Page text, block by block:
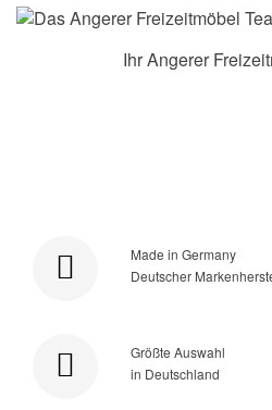
Ihr Angerer
Made in Germany
Deutscher
Größte Auswahl
in Deutschland